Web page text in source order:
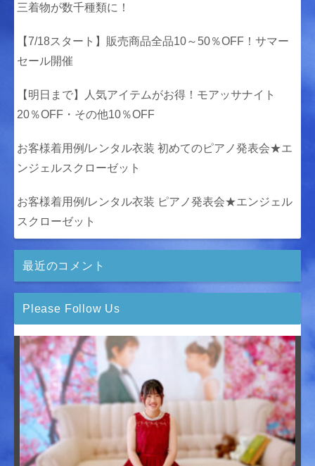
三着物が数千種類に！
【7/18スタート】販売商品全品10～50％OFF！サマー
セール開催
【明日まで】人気アイテムがお得！モアッサナイト
20％OFF・その他10％OFF
お客様着用例/レンタル衣装 初めてのピアノ発表会★エ
ンジェルスクローゼット
お客様着用例/レンタル衣装 ピアノ発表会★エンジェル
スクローゼット
最近のコメント
Please Follow Us